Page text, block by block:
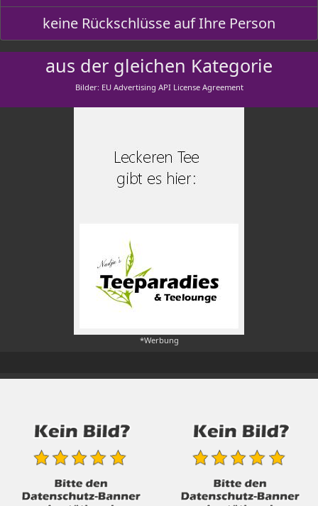
keine Rückschlüsse auf Ihre Person
aus der gleichen Kategorie
Bilder: EU Advertising API License Agreement
*Werbung